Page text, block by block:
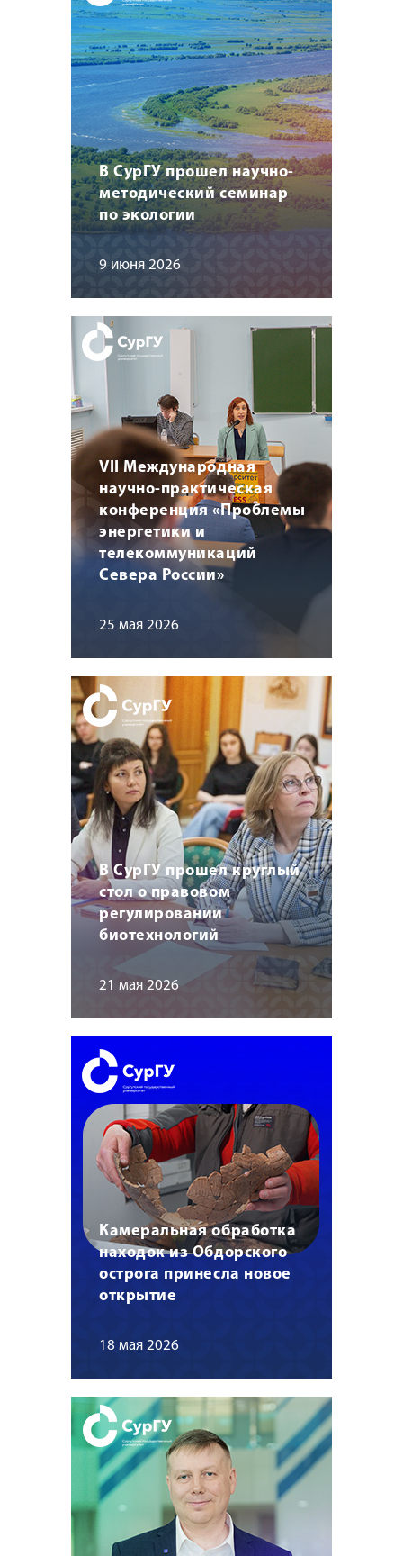
В СурГУ прошел научно-
методический семинар
по экологии
9 июня 2026
VII Международная
научно-практическая
конференция «Проблемы
энергетики и
телекоммуникаций
Севера России»
25 мая 2026
В СурГУ прошел круглый
стол о правовом
регулировании
биотехнологий
21 мая 2026
Камеральная обработка
находок из Обдорского
острога принесла новое
открытие
18 мая 2026